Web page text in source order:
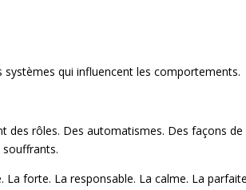
systèmes qui influencent les comportements.
des rôles. Des automatismes. Des façons
forte. La responsable. La calme. La